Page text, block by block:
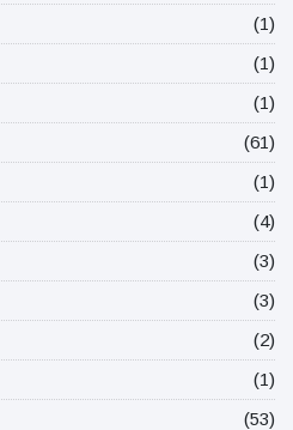
(1)
(1)
(1)
(61)
(1)
(4)
(3)
(3)
(2)
(1)
(53)